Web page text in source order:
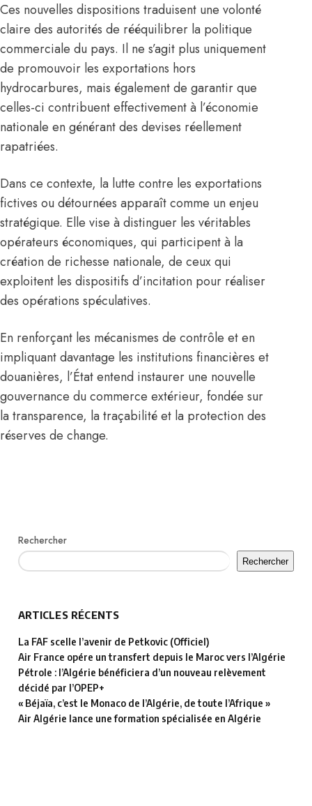
Ces nouvelles dispositions traduisent une volonté
claire des autorités de rééquilibrer la politique
commerciale du pays. Il ne s’agit plus uniquement
de promouvoir les exportations hors
hydrocarbures, mais également de garantir que
celles-ci contribuent effectivement à l’économie
nationale en générant des devises réellement
rapatriées.
Dans ce contexte, la lutte contre les exportations
fictives ou détournées apparaît comme un enjeu
stratégique. Elle vise à distinguer les véritables
opérateurs économiques, qui participent à la
création de richesse nationale, de ceux qui
exploitent les dispositifs d’incitation pour réaliser
des opérations spéculatives.
En renforçant les mécanismes de contrôle et en
impliquant davantage les institutions financières et
douanières, l’État entend instaurer une nouvelle
gouvernance du commerce extérieur, fondée sur
la transparence, la traçabilité et la protection des
réserves de change.
Rechercher
Rechercher
ARTICLES RÉCENTS
La FAF scelle l’avenir de Petkovic (Officiel)
Air France opére un transfert depuis le Maroc vers l’Algérie
Pétrole : l’Algérie bénéficiera d’un nouveau relèvement
décidé par l’OPEP+
« Béjaïa, c’est le Monaco de l’Algérie, de toute l’Afrique »
Air Algérie lance une formation spécialisée en Algérie